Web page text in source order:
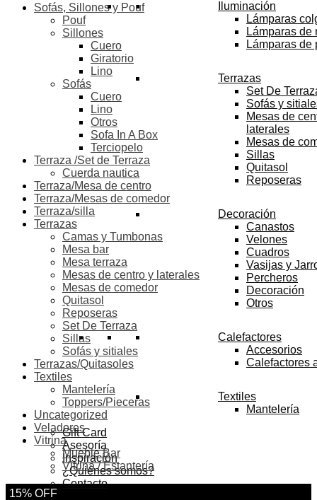
Iluminación
Lámparas
Lámparas de
Lámparas de
Terrazas
Set De
Sofás y
Mesas de
laterales
Mesas de
Sillas
Quitasol
Reposeras
Decoración
Canastos
Velones
Cuadros
Vasijas y
Percheros
Decoración
Otros
Calefactores
Accesorios
Calefactores
Textiles
Mantelería
Gift Card
Asesoría
Inspiración
¿Quiénes somos?
Contacto
Sofás, Sillones y Pouf
Pouf
Sillones
Cuero
Giratorio
Lino
Sofás
Cuero
Lino
Otros
Sofa In A Box
Terciopelo
Terraza /Set de Terraza
Cuerda nautica
Terraza/Mesa de centro
Terraza/Mesas de comedor
Terraza/silla
Terrazas
Camas y Tumbonas
Mesa bar
Mesa terraza
Mesas de centro y laterales
Mesas de comedor
Quitasol
Reposeras
Set De Terraza
Sillas
Sofás y sitiales
Terrazas/Quitasoles
Textiles
Mantelería
Toppers/Pieceras
Uncategorized
Veladores
Vitrina
Mueble Bar
Vitrina / Estantería
15% OFF